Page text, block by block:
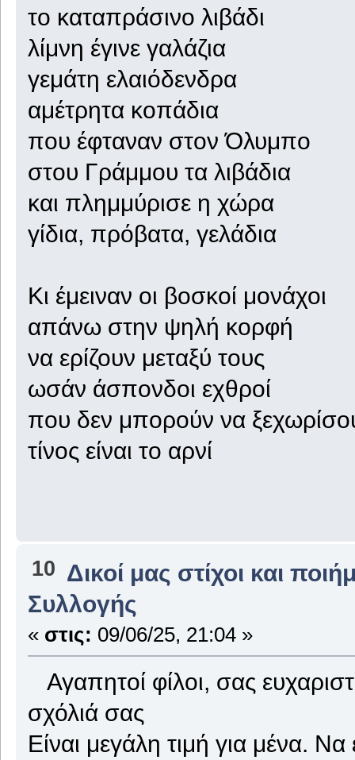
το καταπράσινο λιβάδι
λίμνη έγινε γαλάζια
γεμάτη ελαιόδενδρα
αμέτρητα κοπάδια
που έφταναν στον Όλυμπο
στου Γράμμου τα λιβάδια
και πλημμύρισε η χώρα
γίδια, πρόβατα, γελάδια
Κι έμειναν οι βοσκοί μονάχοι
απάνω στην ψηλή κορφή
να ερίζουν μεταξύ τους
ωσάν άσπονδοι εχθροί
που δεν μπορούν να
τίνος είναι το αρνί
10 Δικοί μας στίχοι και
Συλλογής
« στις: 09/06/25, 21:04 »
Αγαπητοί φίλοι, σας
σχόλιά σας
Είναι μεγάλη τιμή για μένα. Να